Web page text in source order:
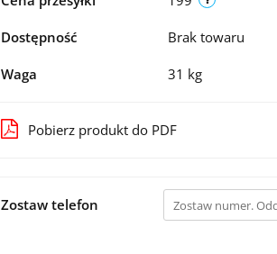
Dostępność Brak towaru
Waga 31 kg
Pobierz produkt do PDF
Zostaw telefon